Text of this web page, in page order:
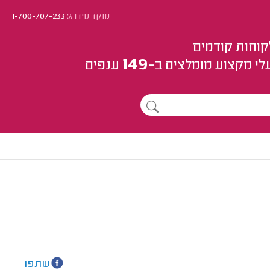
מוקד מידרג:1-700-707-233
קודמים
מקצוע מומלצים ב-149 ענפים
שתפו